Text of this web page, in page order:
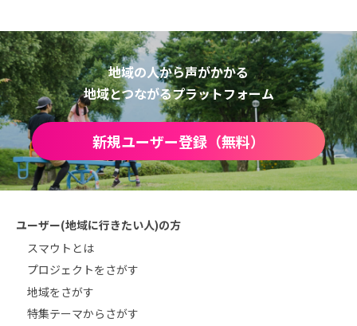
地域の人から声がかかる
地域とつながるプラットフォーム
新規ユーザー登録（無料）
ユーザー(地域に行きたい人)の方
スマウトとは
プロジェクトをさがす
地域をさがす
特集テーマからさがす